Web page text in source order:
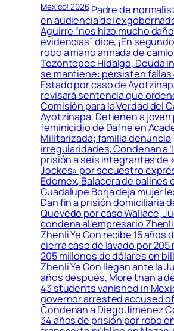
Mexico! 2026Padre de
en audiencia del
Aguirre “nos hizo mucho
evidencias” dice, ¡En
robo a mano armada de
Tezontepec Hidalgo, Deuda
se mantiene: persisten fallas
Estado por caso de
revisará sentencia que
Comisión para la Verdad del
Ayotzinapa, Detienen a joven
feminicidio de Dafne en
Militarizada; familia denuncia
irregularidades, Condenan a
prisión a seis integrantes de
Jockes» por secuestro
Edomex, Balacera de balines
Guadalupe Borja deja mujer
Dan fin a prisión domiciliaria
Quevedo por caso Wallace,
condena al empresario Zhenli
Zhenli Ye Gon recibe 15 años
cierra caso de lavado por 205
205 millones de dólares en
Zhenli Ye Gon llegan ante la
años después, More than a
43 students vanished in
governor arrested accused
Condenan a Diego Jiménez
34 años de prisión por robo